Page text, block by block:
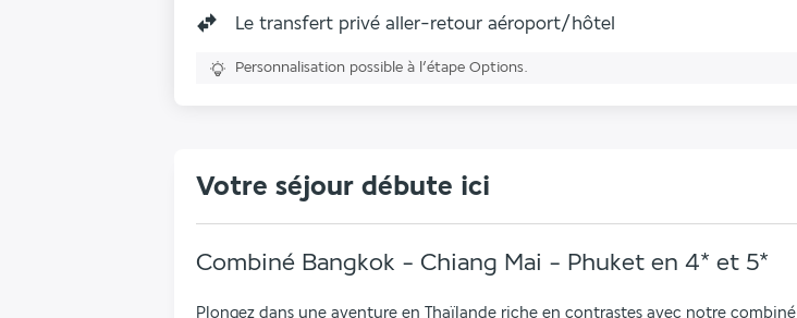
Le transfert privé aller-retour aéroport/hôtel
Personnalisation possible à l’étape Options.
Votre séjour débute ici
Combiné Bangkok - Chiang Mai - Phuket en 4* et 5*
Plongez dans une aventure en Thaïlande riche en contrastes avec notre combiné